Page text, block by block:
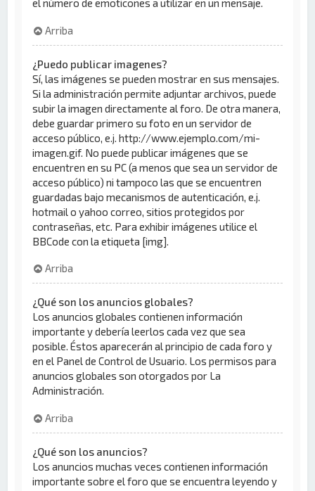
el número de emoticones a utilizar en un mensaje.
Arriba
¿Puedo publicar imagenes?
Sí, las imágenes se pueden mostrar en sus mensajes.
Si la administración permite adjuntar archivos, puede
subir la imagen directamente al foro. De otra manera,
debe guardar primero su foto en un servidor de
acceso público, e.j. http://www.ejemplo.com/mi-
imagen.gif. No puede publicar imágenes que se
encuentren en su PC (a menos que sea un servidor de
acceso público) ni tampoco las que se encuentren
guardadas bajo mecanismos de autenticación, e.j.
hotmail o yahoo correo, sitios protegidos por
contraseñas, etc. Para exhibir imágenes utilice el
BBCode con la etiqueta [img].
Arriba
¿Qué son los anuncios globales?
Los anuncios globales contienen información
importante y debería leerlos cada vez que sea
posible. Éstos aparecerán al principio de cada foro y
en el Panel de Control de Usuario. Los permisos para
anuncios globales son otorgados por La
Administración.
Arriba
¿Qué son los anuncios?
Los anuncios muchas veces contienen información
importante sobre el foro que se encuentra leyendo y